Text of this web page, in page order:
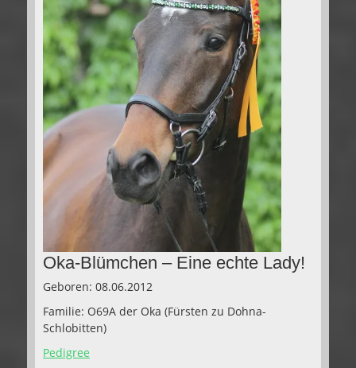
Oka-Blümchen – Eine echte Lady!
Geboren: 08.06.2012
Familie: O69A der Oka (Fürsten zu Dohna-
Schlobitten)
Pedigree